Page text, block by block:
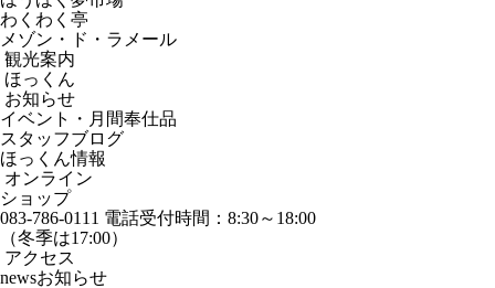
わくわく亭
メゾン・ド・ラメール
観光案内
ほっくん
お知らせ
イベント・月間奉仕品
スタッフブログ
ほっくん情報
オンライン
ショップ
083-786-0111 電話受付時間：8:30～18:00
（冬季は17:00）
アクセス
newsお知らせ